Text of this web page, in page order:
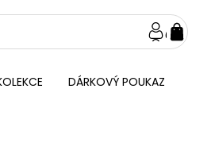
DÁRKOVÝ POUKAZ